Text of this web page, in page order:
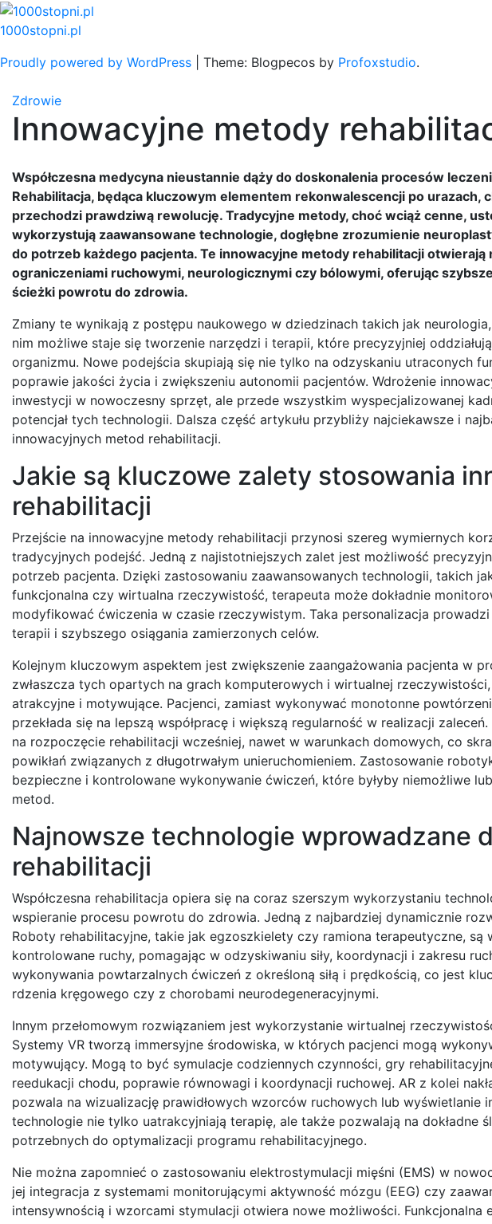
Skip
to
1000stopni.pl
Proudly powered by WordPress
Theme: Blogpecos by Profoxstudio.
Zdrowie
Innowacyjne metody
Współczesna medycyna nieustannie dąży do doskonalenia procesów
Rehabilitacja, będąca kluczowym elementem rekonwalescencji po urazach,
przechodzi prawdziwą rewolucję. Tradycyjne metody, choć wciąż cenne,
wykorzystują zaawansowane technologie, dogłębne zrozumienie
do potrzeb każdego pacjenta. Te innowacyjne metody rehabilitacji
ograniczeniami ruchowymi, neurologicznymi czy bólowymi, oferując
ścieżki powrotu do zdrowia.
Zmiany te wynikają z postępu naukowego w dziedzinach takich jak
nim możliwe staje się tworzenie narzędzi i terapii, które precyzyjniej
organizmu. Nowe podejścia skupiają się nie tylko na odzyskaniu utraconych
poprawie jakości życia i zwiększeniu autonomii pacjentów. Wdrożenie
inwestycji w nowoczesny sprzęt, ale przede wszystkim wyspecjalizowanej
potencjał tych technologii. Dalsza część artykułu przybliży najciekawsze i
innowacyjnych metod rehabilitacji.
Jakie są kluczowe zalety stosowania
rehabilitacji
Przejście na innowacyjne metody rehabilitacji przynosi szereg wymiernych
tradycyjnych podejść. Jedną z najistotniejszych zalet jest możliwość
potrzeb pacjenta. Dzięki zastosowaniu zaawansowanych technologii, takich
funkcjonalna czy wirtualna rzeczywistość, terapeuta może dokładnie
modyfikować ćwiczenia w czasie rzeczywistym. Taka personalizacja
terapii i szybszego osiągania zamierzonych celów.
Kolejnym kluczowym aspektem jest zwiększenie zaangażowania pacjenta w
zwłaszcza tych opartych na grach komputerowych i wirtualnej
atrakcyjne i motywujące. Pacjenci, zamiast wykonywać monotonne
przekłada się na lepszą współpracę i większą regularność w realizacji
na rozpoczęcie rehabilitacji wcześniej, nawet w warunkach domowych, co
powikłań związanych z długotrwałym unieruchomieniem. Zastosowanie
bezpieczne i kontrolowane wykonywanie ćwiczeń, które byłyby niemożliwe
metod.
Najnowsze technologie wprowadzane
rehabilitacji
Współczesna rehabilitacja opiera się na coraz szerszym wykorzystaniu
wspieranie procesu powrotu do zdrowia. Jedną z najbardziej dynamicznie
Roboty rehabilitacyjne, takie jak egzoszkielety czy ramiona terapeutyczne,
kontrolowane ruchy, pomagając w odzyskiwaniu siły, koordynacji i zakresu
wykonywania powtarzalnych ćwiczeń z określoną siłą i prędkością, co jest
rdzenia kręgowego czy z chorobami neurodegeneracyjnymi.
Innym przełomowym rozwiązaniem jest wykorzystanie wirtualnej
Systemy VR tworzą immersyjne środowiska, w których pacjenci mogą
motywujący. Mogą to być symulacje codziennych czynności, gry
reedukacji chodu, poprawie równowagi i koordynacji ruchowej. AR z kolei
pozwala na wizualizację prawidłowych wzorców ruchowych lub wyświetlanie
technologie nie tylko uatrakcyjniają terapię, ale także pozwalają na dokładne
potrzebnych do optymalizacji programu rehabilitacyjnego.
Nie można zapomnieć o zastosowaniu elektrostymulacji mięśni (EMS) w
jej integracja z systemami monitorującymi aktywność mózgu (EEG) czy
intensywnością i wzorcami stymulacji otwiera nowe możliwości. Funkcjonalna